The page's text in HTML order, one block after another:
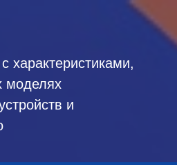
характеристиками,
моделях
и